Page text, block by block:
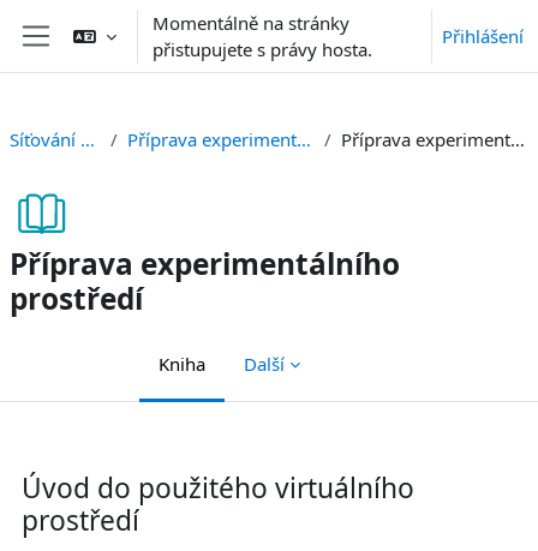
Přejít k hlavnímu obsahu
Boční panel
Momentálně na stránky
přistupujete s právy hosta.
Přihlášení
Síťování v Linuxu Příprava experimentálního prostředí Příprava experimentálního prostředí
Příprava experimentálního
prostředí
Kniha Další
Úvod do použitého virtuálního
prostředí